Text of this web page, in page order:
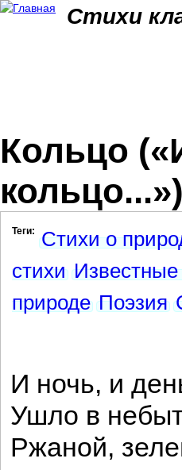
Стихи
Кольцо
кольцо...»)
Теги: Стихи о
стихи Известные
природе Поэзия
И ночь, и
Ушло в
Ржаной,